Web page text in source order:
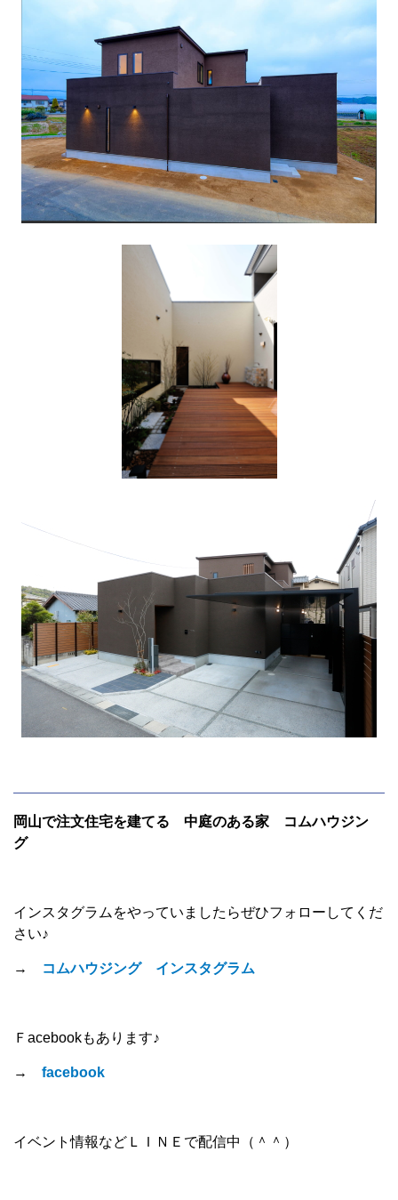
岡山で注文住宅を建てる 中庭のある家 コムハウジン
グ
インスタグラムをやっていましたらぜひフォローしてくだ
さい♪
→ コムハウジング インスタグラム
Ｆacebookもあります♪
→ facebook
イベント情報などＬＩＮＥで配信中（＾＾）